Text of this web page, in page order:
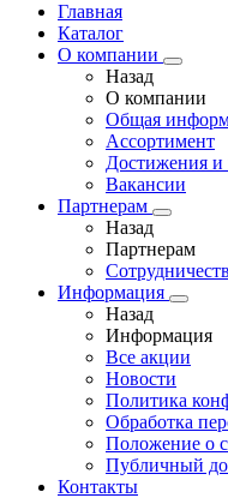
Главная
Каталог
О компании
Назад
О компании
Общая
Ассортимент
Достижения и
Вакансии
Партнерам
Назад
Партнерам
Информация
Назад
Информация
Все акции
Новости
Политика
Обработка
Положение о
Публичный
Контакты